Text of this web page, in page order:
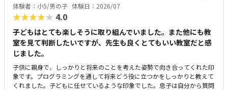
体験者：小5/男の子 体験日：2026/07
★★★★★ 4.0
子どもはとても楽しそうに取り組んでいました。また他にも教
室を見て判断したいですが、先生も良くとてもいい教室だと感
じました。
子供に親身で、しっかりと将来のことを考えた姿勢で向き合ってくれた印
象です。プログラミングを通して将来どう役に立つかをしっかりと教えて
くれました。子どもに任せているような印象でした。息子は自分から質問